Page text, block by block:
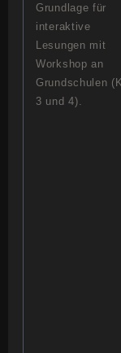
Grundlage für
interaktive
Lesungen mit
Workshop an
Grundschulen
3 und 4).